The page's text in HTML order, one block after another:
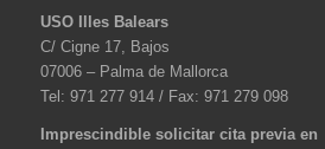
USO Illes Balears
C/ Cigne 17, Bajos
07006 – Palma de Mallorca
Tel: 971 277 914 / Fax: 971 279 098
Imprescindible solicitar cita previa en